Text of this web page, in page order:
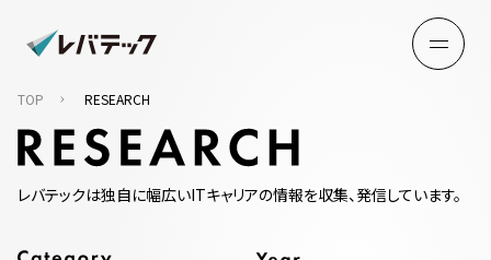
TOP RESEARCH
レバテックは独自に幅広いITキャリアの情報を収集、発信しています。